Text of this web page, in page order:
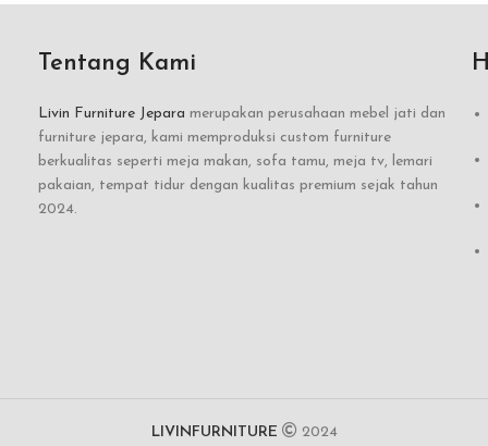
Tentang Kami
Livin Furniture Jepara merupakan perusahaan mebel jati dan
furniture jepara, kami memproduksi custom furniture
berkualitas seperti meja makan, sofa tamu, meja tv, lemari
pakaian, tempat tidur dengan kualitas premium sejak tahun
2024.
LIVINFURNITURE 2024